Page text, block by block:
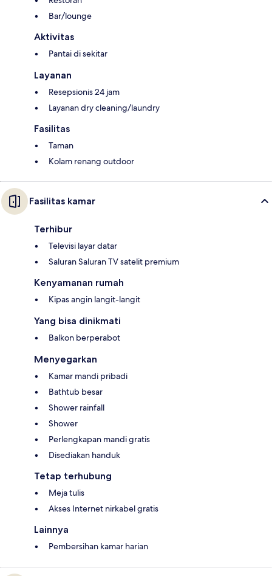
Bar/lounge
Aktivitas
Pantai di sekitar
Layanan
Resepsionis 24 jam
Layanan dry cleaning/laundry
Fasilitas
Taman
Kolam renang outdoor
Fasilitas kamar
Terhibur
Televisi layar datar
Saluran Saluran TV satelit premium
Kenyamanan rumah
Kipas angin langit-langit
Yang bisa dinikmati
Balkon berperabot
Menyegarkan
Kamar mandi pribadi
Bathtub besar
Shower rainfall
Shower
Perlengkapan mandi gratis
Disediakan handuk
Tetap terhubung
Meja tulis
Akses Internet nirkabel gratis
Lainnya
Pembersihan kamar harian